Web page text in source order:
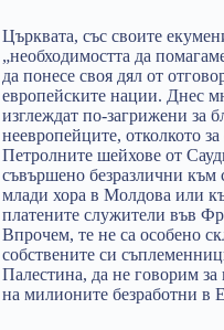
Църквата, със своите
„необходимостта да
да понесе своя дял от
европейските нации. Днес
изглеждат по-загрижени за
неевропейците, отколкото
Петролните шейхове от
съвършено безразлични към
млади хора в Молдова или
платените служители във
Впрочем, те не са особено
собствените си
Палестина, да не говорим
на милионите безработни в